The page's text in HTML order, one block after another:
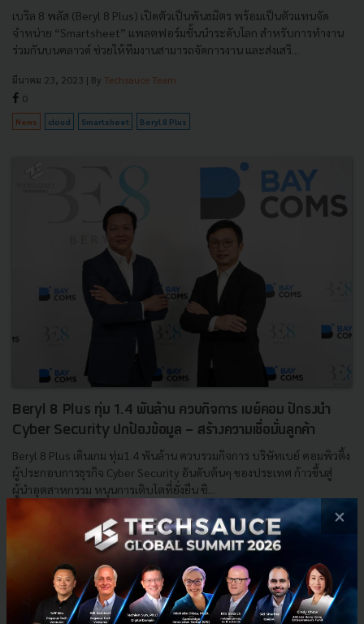
เบริล 8 พลัส (Beryl 8 Plus) เปิดตัวเป็นพันธมิตร พร้อมเป็นตัวแทนจัด
จำหน่าย “Smartsheet” แพลตฟอร์มชั้นนำระดับโลก สำหรับการทำงาน
ร่วมกันบนคลาวด์ ช่วยให้ทีมงานสามารถจัดการงาน และส่งเสริ...
มีนาคม 23, 2023 | By Techsauce Team
0
News cloud Smartsheet Beryl 8 Plus
Beryl 8 Plus ทุ่ม 1.4 พันล้าน ควบกิจการ เบย์คอม ปักธงนำ
Cyber Security ปกป้องข้อมูล - สร้างความเชื่อมั่นลูกค้า
Beryl 8 Plus เดินเกม ทุ่ม1.4 พันล้าน ควบรวมกิจการ บริษัทเบย์ คอมพิวติ้ง
ผู้ประกอบการธุรกิจ Cyber Security อันดับต้นๆ ของประเทศ ก้าวขึ้นสู่
ผู้นำอุตสาหกรรม หนุนการเติบโตที่ยั่งยืน ชี...
| ByTechsauce Team
×